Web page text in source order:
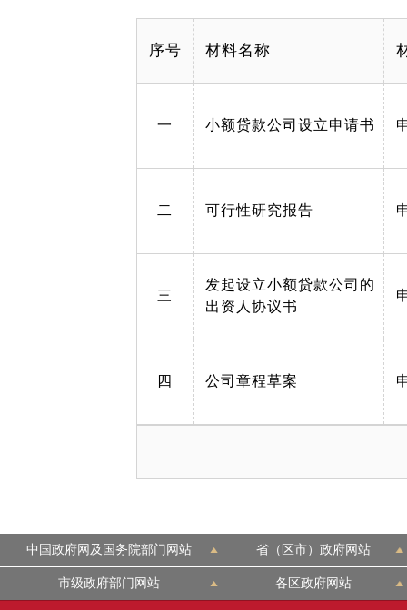
序号 材料名称
一 小额贷款公司设立申请书
二 可行性研究报告
三
发起设立小额贷款公司的
出资人协议书
四 公司章程草案
中国政府网及国务院部门网站 省（区市）政府网站
市级政府部门网站 各区政府网站